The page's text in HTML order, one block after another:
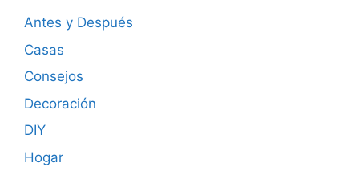
Antes y Después
Casas
Consejos
Decoración
DIY
Hogar